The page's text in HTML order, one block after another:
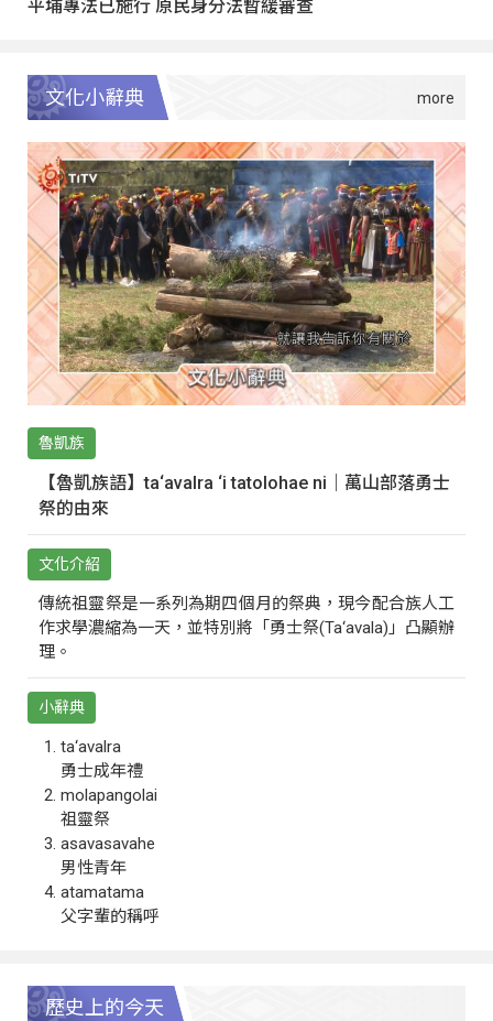
文化小辭典
魯凱族
【魯凱族語】ta‘avalra ‘i tatolohae ni｜萬山部落勇士
祭的由來
文化介紹
傳統祖靈祭是一系列為期四個月的祭典，現今配合族人工
作求學濃縮為一天，並特別將「勇士祭(Ta‘avala)」凸顯辦
理。
小辭典
ta‘avalra
勇士成年禮
molapangolai
祖靈祭
asavasavahe
男性青年
atamatama
父字輩的稱呼
歷史上的今天